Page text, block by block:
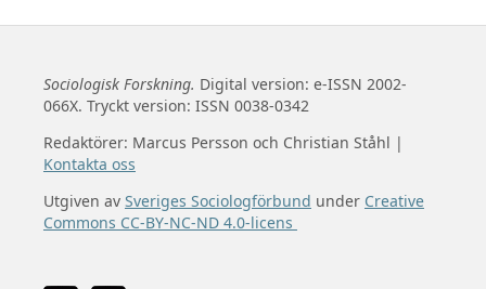
Sociologisk Forskning. Digital version: e-ISSN 2002-
066X. Tryckt version: ISSN 0038-0342
Redaktörer: Marcus Persson och Christian Ståhl |
Kontakta oss
Utgiven av Sveriges Sociologförbund under Creative
Commons CC-BY-NC-ND 4.0-licens